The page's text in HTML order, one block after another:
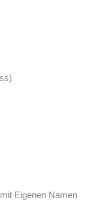
Eigenen Namen